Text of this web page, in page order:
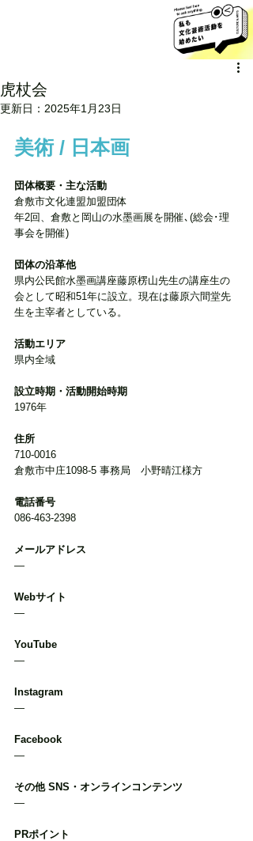
虎杖会
更新日： 2025年1月23日
美術 / 日本画
団体概要・主な活動
倉敷市文化連盟加盟団体
年2回、倉敷と岡山の水墨画展を開催､(総会･理
事会を開催)
団体の沿革他
県内公民館水墨画講座藤原楞山先生の講座生の
会として昭和51年に設立。現在は藤原六間堂先
生を主宰者としている。
活動エリア
県内全域
設立時期・活動開始時期
1976年
住所
710-0016
倉敷市中庄1098-5 事務局　小野晴江様方
電話番号
086-463-2398
メールアドレス
―
Webサイト
―
YouTube
―
Instagram
―
Facebook
―
その他 SNS・オンラインコンテンツ
―
PRポイント